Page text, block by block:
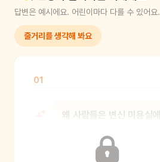
답변은 예시에요. 어린이마다 다를 수 있어요.
줄거리를 생각해 봐요
01
왜 사람들은 변신 미용실에